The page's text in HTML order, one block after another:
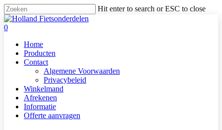
Skip
to
main
Hit enter to search or ESC to close
Close
Search
search
0
Home
Producten
Contact
Algemene Voorwaarden
Privacybeleid
Winkelmand
Afrekenen
Informatie
Offerte aanvragen